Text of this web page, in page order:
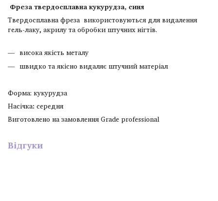
Фреза твердосплавна кукурудза, синя
Твердосплавна фреза використовуються для видалення
гель-лаку, акрилу та обробки штучних нігтів.
висока якість металу
швидко та якісно видаляє штучний матеріал
Форма: кукурудза
Насічка: середня
Виготовлено на замовлення Grade professional
Відгуки